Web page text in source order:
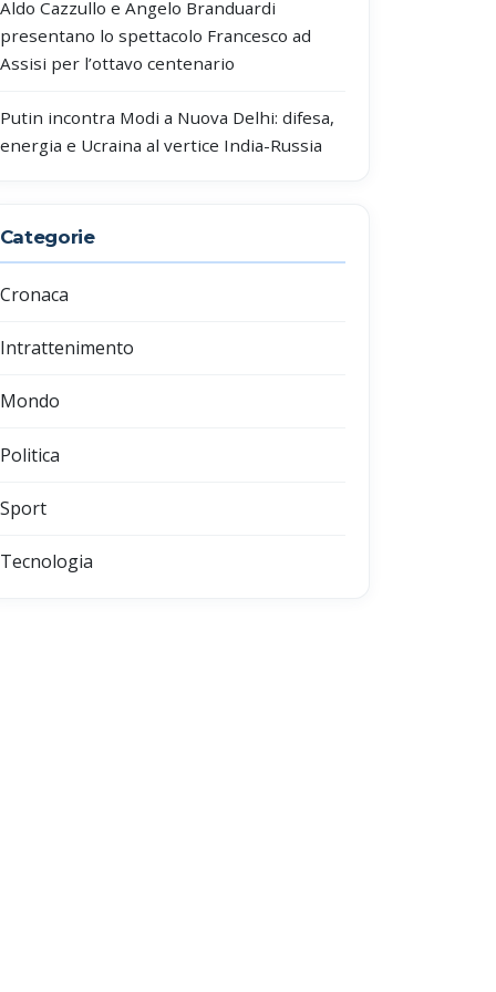
Aldo Cazzullo e Angelo Branduardi
presentano lo spettacolo Francesco ad
Assisi per l’ottavo centenario
Putin incontra Modi a Nuova Delhi: difesa,
energia e Ucraina al vertice India-Russia
Categorie
Cronaca
Intrattenimento
Mondo
Politica
Sport
Tecnologia